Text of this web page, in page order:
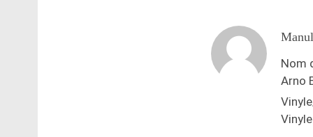
Nom
Arno